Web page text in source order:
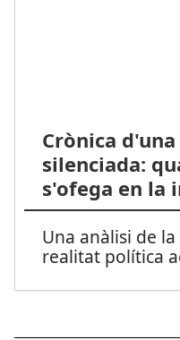
Crònica
silenciada:
s'ofega en la
Una anàlisi de
realitat política